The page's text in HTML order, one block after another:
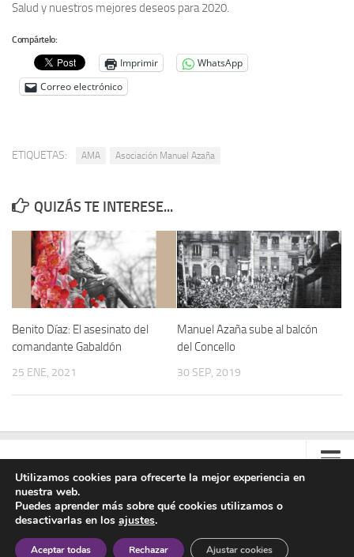
Salud y nuestros mejores deseos para 2020.
Compártelo:
Imprimir
WhatsApp
Correo electrónico
ETIQUETAS: AMA Asociación Manuel Azaña
QUIZÁS TE INTERESE...
Benito Díaz: El asesinato del
comandante Gabaldón
25 ENE, 2021
Manuel Azaña sube al balcón
del Concello
30 SEP, 2019
Contacto
Colabora
Aviso Legal
Asociación Manuel Azaña © 2020 - Todos los derechos reservados
Utilizamos cookies para ofrecerte la mejor experiencia en
nuestra web.
Puedes aprender más sobre qué cookies utilizamos o
desactivarlas en los ajustes.
Aceptar todas Rechazar Ajustar cookies